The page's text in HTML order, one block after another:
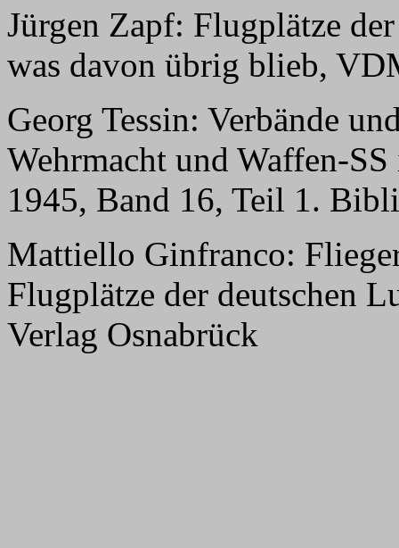
Jürgen Zapf: Flugplätze
was davon übrig blieb,
Georg Tessin: Verbände
Wehrmacht und Waffen-
1945, Band 16, Teil 1.
Mattiello Ginfranco:
Flugplätze der deutschen
Verlag Osnabrück